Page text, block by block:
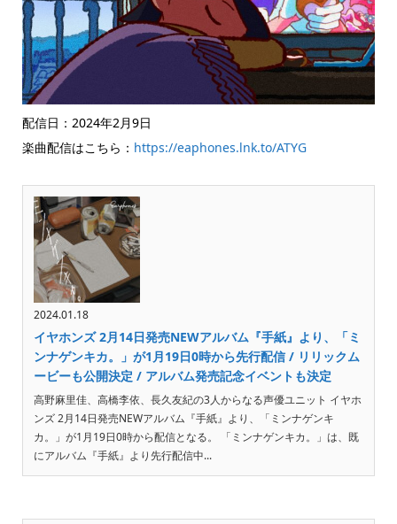
配信日：2024年2月9日
楽曲配信はこちら： https://eaphones.lnk.to/ATYG
2024.01.18
イヤホンズ 2月14日発売NEWアルバム『手紙』より、「ミ
ンナゲンキカ。」が1月19日0時から先行配信 / リリックム
ービーも公開決定 / アルバム発売記念イベントも決定
高野麻里佳、高橋李依、長久友紀の3人からなる声優ユニット イヤホ
ンズ 2月14日発売NEWアルバム『手紙』より、「ミンナゲンキ
カ。」が1月19日0時から配信となる。 「ミンナゲンキカ。」は、既
にアルバム『手紙』より先行配信中...